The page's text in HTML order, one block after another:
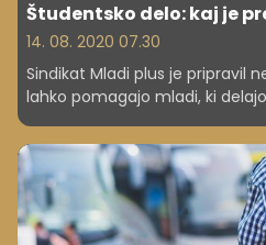
Študentsko delo: kaj je
14. 08. 2020 07.30
Sindikat Mladi plus je pripravil
lahko pomagajo mladi, ki
napotnic. Kaj od njih lahko
morajo sprejeti brezplačno